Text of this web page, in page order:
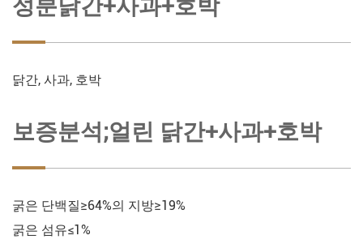
성분닭간+사과+호박
닭간, 사과, 호박
보증분석;얼린 닭간+사과+호박
굵은 단백질≥64%의 지방≥19%
굵은 섬유≤1%